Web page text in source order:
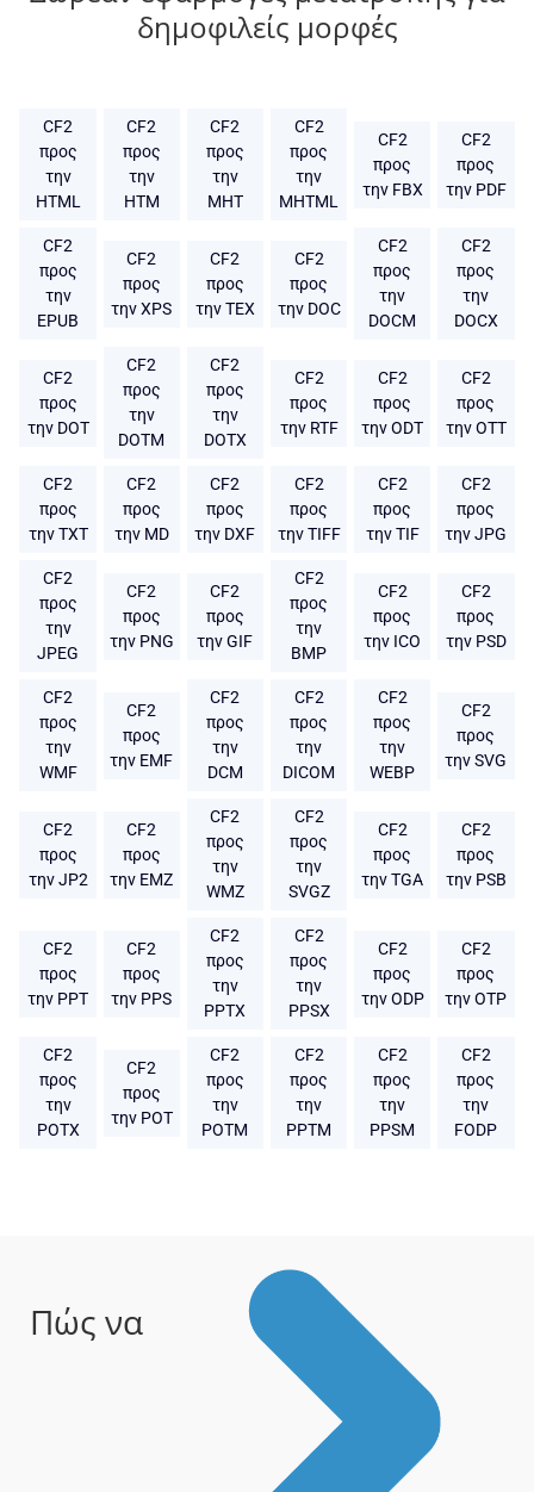
δημοφιλείς μορφές
CF2
προς
την
HTML
CF2
προς
την
HTM
CF2
προς
την
MHT
CF2
προς
την
MHTML
CF2
προς
την FBX
CF2
προς
την PDF
CF2
προς
την
EPUB
CF2
προς
την XPS
CF2
προς
την TEX
CF2
προς
την DOC
CF2
προς
την
DOCM
CF2
προς
την
DOCX
CF2
προς
την DOT
CF2
προς
την
DOTM
CF2
προς
την
DOTX
CF2
προς
την RTF
CF2
προς
την ODT
CF2
προς
την OTT
CF2
προς
την TXT
CF2
προς
την MD
CF2
προς
την DXF
CF2
προς
την TIFF
CF2
προς
την TIF
CF2
προς
την JPG
CF2
προς
την
JPEG
CF2
προς
την PNG
CF2
προς
την GIF
CF2
προς
την
BMP
CF2
προς
την ICO
CF2
προς
την PSD
CF2
προς
την
WMF
CF2
προς
την EMF
CF2
προς
την
DCM
CF2
προς
την
DICOM
CF2
προς
την
WEBP
CF2
προς
την SVG
CF2
προς
την JP2
CF2
προς
την EMZ
CF2
προς
την
WMZ
CF2
προς
την
SVGZ
CF2
προς
την TGA
CF2
προς
την PSB
CF2
προς
την PPT
CF2
προς
την PPS
CF2
προς
την
PPTX
CF2
προς
την
PPSX
CF2
προς
την ODP
CF2
προς
την OTP
CF2
προς
την
POTX
CF2
προς
την POT
CF2
προς
την
POTM
CF2
προς
την
PPTM
CF2
προς
την
PPSM
CF2
προς
την
FODP
Πώς να